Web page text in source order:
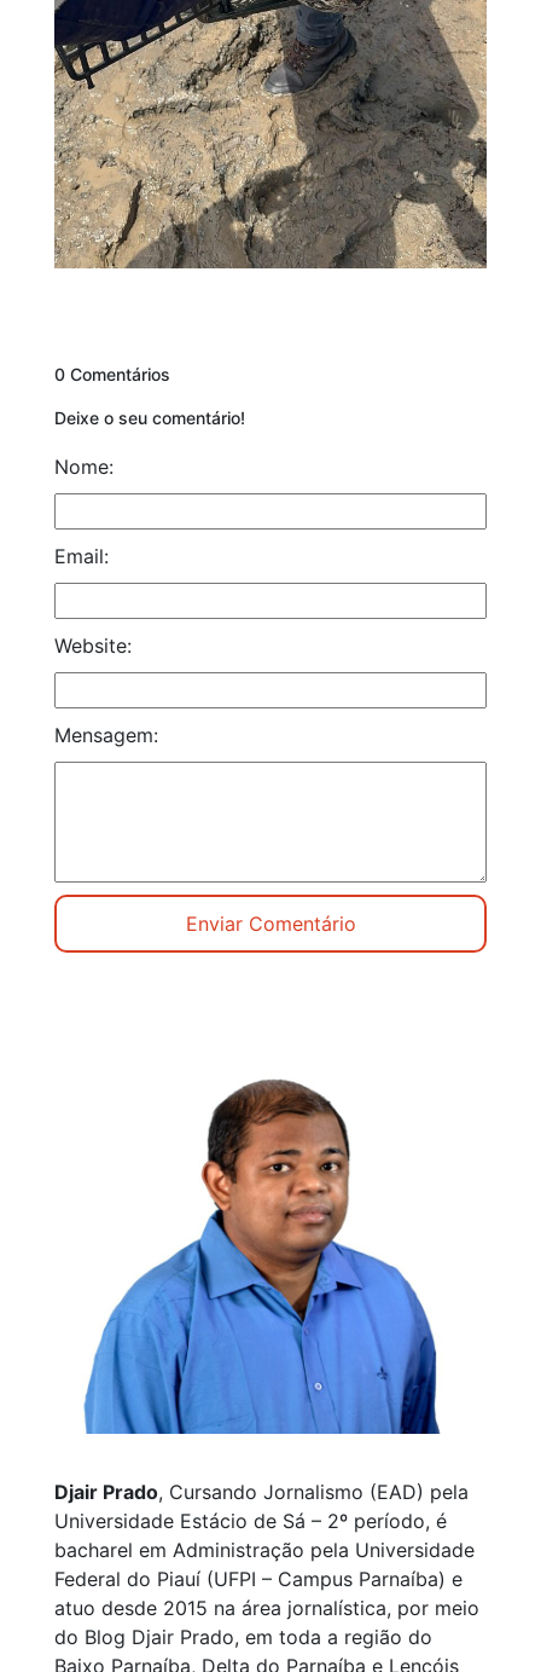
0 Comentários
Deixe o seu comentário!
Nome:
Email:
Website:
Mensagem:
Djair Prado, Cursando Jornalismo (EAD) pela
Universidade Estácio de Sá – 2º período, é
bacharel em Administração pela Universidade
Federal do Piauí (UFPI – Campus Parnaíba) e
atuo desde 2015 na área jornalística, por meio
do Blog Djair Prado, em toda a região do
Baixo Parnaíba, Delta do Parnaíba e Lençóis